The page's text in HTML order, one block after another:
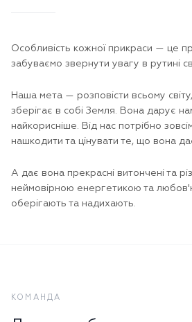
Особливість кожної прикраси — це
забуваємо звернути увагу в рутині
Наша мета — розповісти всьому
зберігає в собі Земля. Вона дарує
найкорисніше. Від нас потрібно
нашкодити та цінувати те, що вона
А дає вона прекрасні витончені та
неймовірною енергетикою та
оберігають та надихають.
КОМАНДА